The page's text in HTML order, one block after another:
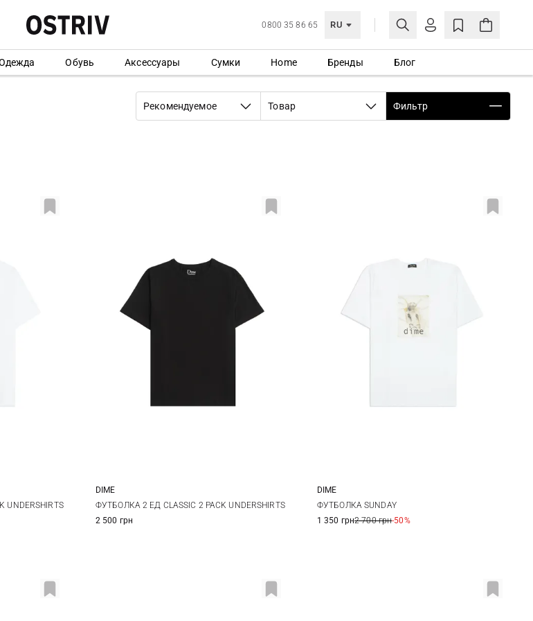
0800 35 86 65 RU
ЛИЧНЫЙ КАБИНЕТ
ВОЙТИ
Обувь Аксессуары Сумки Home Бренды Блог
Рекомендуемое Товар Фильтр
UNDERSHIRTS
M L XL
DIME
ФУТБОЛКА 2 ЕД CLASSIC 2 PACK UNDERSHIRTS
2 500 грн
M L
DIME
ФУТБОЛКА SUNDAY
1 350 грн2 700 грн-50%